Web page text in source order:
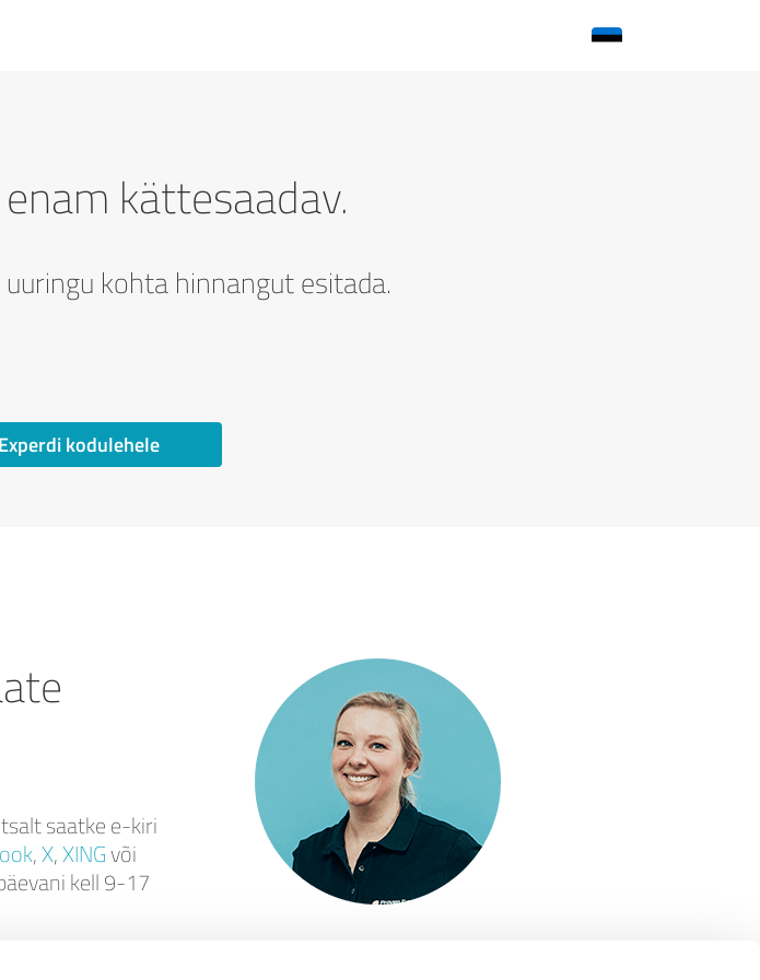
kättesaadav.
kohta hinnangut esitada.
kodulehele
saatke e-kiri
,X,XINGvõi
kell 9-17